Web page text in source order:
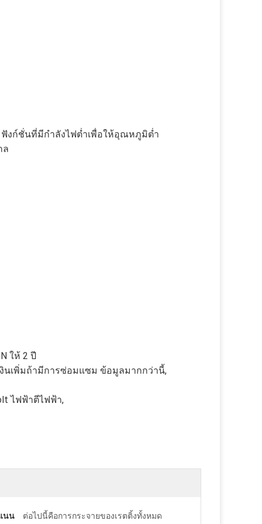
ฟังก์ชั่นที่มีกำลังไฟต่ำเพื่อให้อุณหภูมิต่ำ
ล
ให้ 2 ปี
งินเพิ่มถ้ามีการซ่อมแซม ข้อมูลมากกว่านี้,
ไฟฟ้าตีไฟฟ้า,
นน ต่อไปนี้คือการกระจายของเรตติ้งทั้งหมด